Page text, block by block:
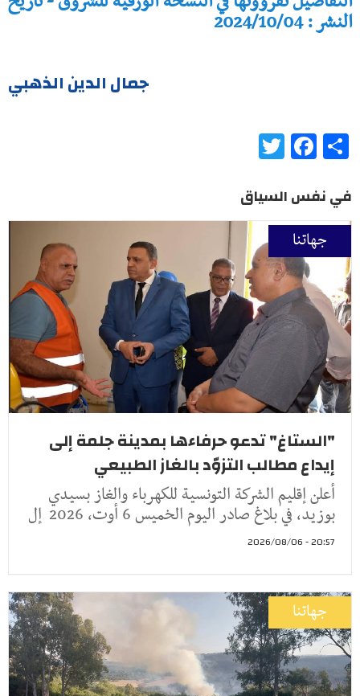
النشر : 2024/10/04
جمال الدين الذهبي
Share
Facebook
في نفس السياق
جهاتنا
"الستاغ" تدعو حرفاءها بمدينة جلمة إلى
إيداع مطالب التزوّد بالغاز الطبيعي
أعلن إقليم الشركة التونسية للكهرباء والغاز بسيدي
بوزيد، في بلاغ صادر اليوم الخميس 6 أوت، 2026 إل
20:57 - 2026/08/06
جهاتنا